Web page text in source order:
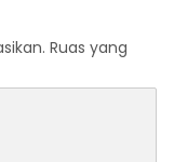
Ruas yang